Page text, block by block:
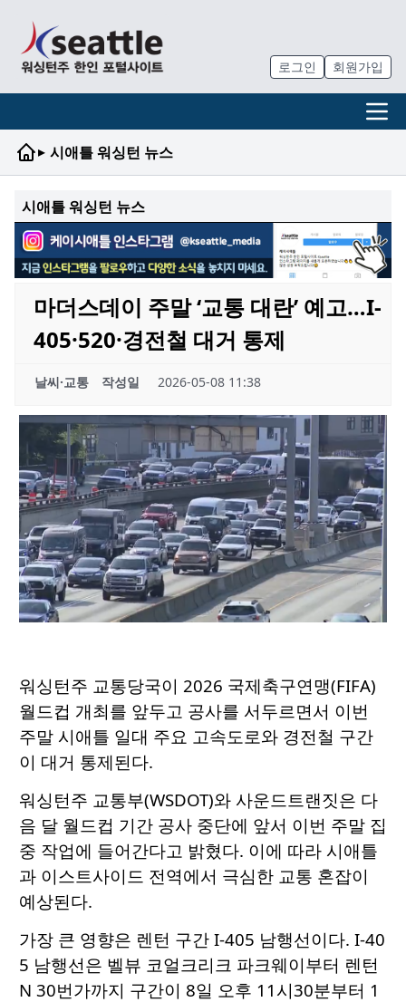
로그인 회원가입
▸ 시애틀 워싱턴 뉴스
시애틀 워싱턴 뉴스
마더스데이 주말 ‘교통 대란’ 예고…I-
405·520·경전철 대거 통제
날씨·교통 작성일 2026-05-08 11:38
워싱턴주 교통당국이 2026 국제축구연맹(FIFA)
월드컵 개최를 앞두고 공사를 서두르면서 이번
주말 시애틀 일대 주요 고속도로와 경전철 구간
이 대거 통제된다.
워싱턴주 교통부(WSDOT)와 사운드트랜짓은 다
음 달 월드컵 기간 공사 중단에 앞서 이번 주말 집
중 작업에 들어간다고 밝혔다. 이에 따라 시애틀
과 이스트사이드 전역에서 극심한 교통 혼잡이
예상된다.
가장 큰 영향은 렌턴 구간 I-405 남행선이다. I-40
5 남행선은 벨뷰 코얼크리크 파크웨이부터 렌턴
N 30번가까지 구간이 8일 오후 11시30분부터 1